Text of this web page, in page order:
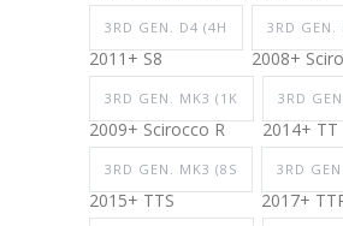
3RD GEN. D4 (4H
2011+ S8
3RD GEN.
2008+
3RD GEN. MK3 (1K
2009+ Scirocco R
3RD
2014+ TT
3RD GEN. MK3 (8S
2015+ TTS
3RD
2017+